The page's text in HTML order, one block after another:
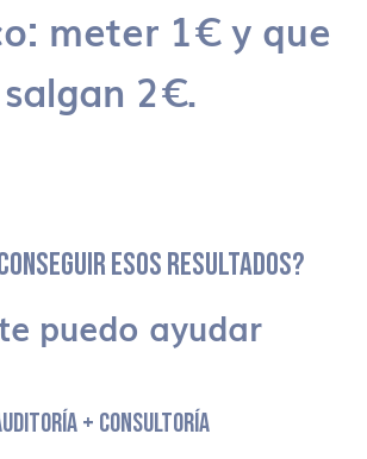
meter 1€ y que
salgan 2€.
ESOS RESULTADOS?
puedo ayudar
+ CONSULTORÍA